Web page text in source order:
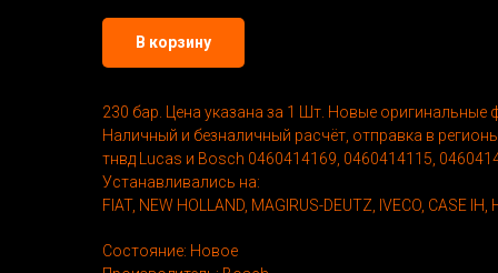
В корзину
230 бар. Цена указана за 1 Шт. Новые оригинальные
Наличный и безналичный расчёт, отправка в
тнвд Lucas и Bosch 0460414169, 0460414115,
Устанавливались на:
FIAT, NEW HOLLAND, MAGIRUS-DEUTZ, IVECO, CASE IH,
Состояние: Новое